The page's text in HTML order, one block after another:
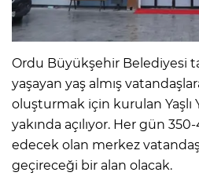
Ordu Büyükşehir Belediyesi
yaşayan yaş almış
oluşturmak için kurulan Yaşlı
yakında açılıyor. Her gün
edecek olan merkez
geçireceği bir alan olacak.